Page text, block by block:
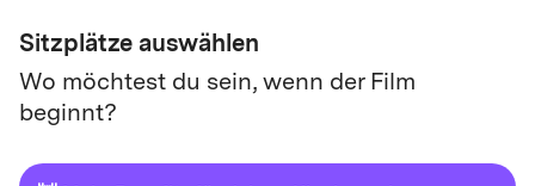
Sitzplätze auswählen
Wo möchtest du sein, wenn der Film
beginnt?